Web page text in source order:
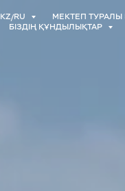
KZ/RU МЕКТЕП ТУРАЛЫ
БІЗДІҢ ҚҰНДЫЛЫҚТАР